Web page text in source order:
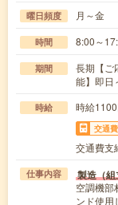
曜日頻度 月～金
時間 8:00～
期間
長期【ご
能】即日
時給 時給
交通費
交通費支
仕事内容 製造（
空調機部
ンド使